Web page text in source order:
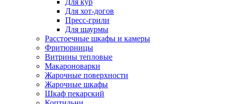
Для кур
Для хот-догов
Пресс-грили
Для шаурмы
Расстоечные шкафы и камеры
Фритюрницы
Витрины тепловые
Макароноварки
Жарочные поверхности
Жарочные шкафы
Шкаф пекарский